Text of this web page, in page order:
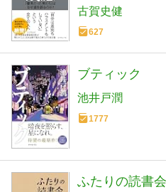
古賀史健
627
ブティック
池井戸潤
1777
ふたりの読書